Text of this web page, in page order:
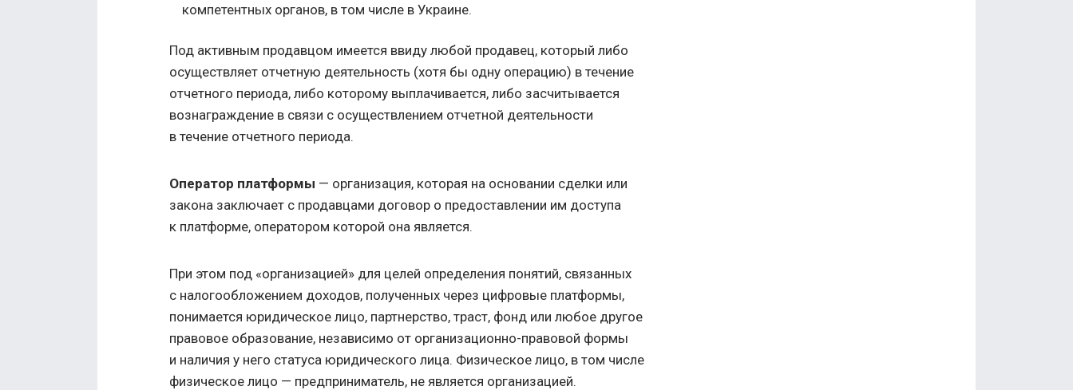
компетентных органов, в том числе в Украине.
Под активным продавцом имеется ввиду любой продавец, который либо
осуществляет отчетную деятельность (хотя бы одну операцию) в течение
отчетного периода, либо которому выплачивается, либо засчитывается
вознаграждение в связи с осуществлением отчетной деятельности
в течение отчетного периода.
Оператор платформы — организация, которая на основании сделки или
закона заключает с продавцами договор о предоставлении им доступа
к платформе, оператором которой она является.
При этом под «организацией» для целей определения понятий, связанных
с налогообложением доходов, полученных через цифровые платформы,
понимается юридическое лицо, партнерство, траст, фонд или любое другое
правовое образование, независимо от организационно-правовой формы
и наличия у него статуса юридического лица. Физическое лицо, в том числе
физическое лицо — предприниматель, не является организацией.